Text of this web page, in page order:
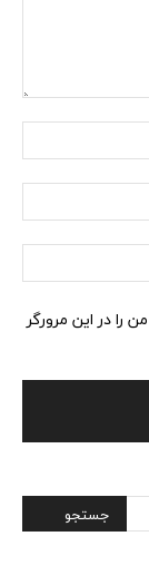
را در این مرورگر